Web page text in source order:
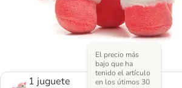
1 juguete
El precio más
bajo que ha
tenido el artículo
en los útimos 30